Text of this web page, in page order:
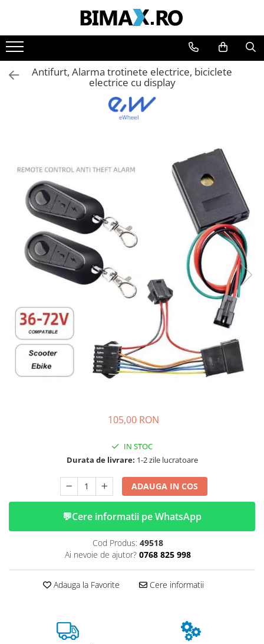
Toate Produsele
Triciclete Electrice
⬇ TIPURI
➔ Adulti - cu Cabina
➔ Cu 3 Roti
➔ Cu Cabina
➔ Cu Cabina fara Permis
➔ Cu Cabina Inchisa
➔ Cu Remorca
➔ Cu Remorca Fara Permis
➔ 4000W
⬇ MARCI
➔ Volta
➔ Kuba
➔ Jinpeng/AMR
Controllere
ACCESORII
Masini Electrice
Masina Electrica 25 km/h
Antifurt, Alarma trotinete electrice, biciclete
electrice cu display
105,00 RON
IN STOC
Durata de livrare: 1-2 zile lucratoare
ADAUGA IN COS
💬Cere informatii pe WhatsApp
Cod Produs: 49518
Ai nevoie de ajutor? 0768 825 998
Adauga la Favorite Cere informatii